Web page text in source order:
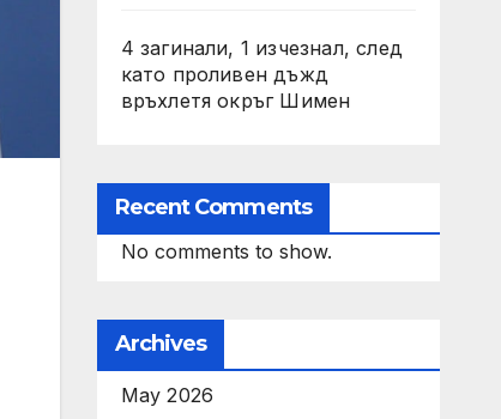
4 загинали, 1 изчезнал, след
като проливен дъжд
връхлетя окръг Шимен
Recent Comments
No comments to show.
Archives
May 2026